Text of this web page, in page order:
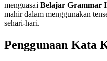
menguasai Belajar Grammar
mahir dalam menggunakan
sehari-hari.
Penggunaan Kata